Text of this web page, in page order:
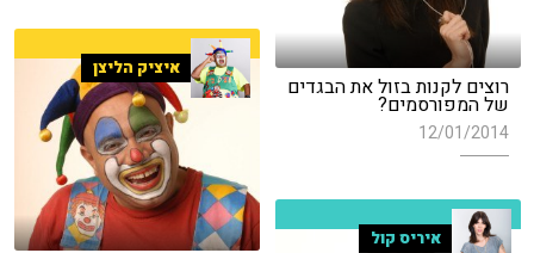
רוצים לקנות בזול את הבגדים
של המפורסמים?
12/01/2014
איציק הליצן
איריס קול